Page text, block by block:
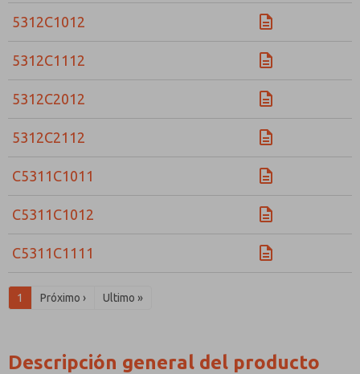
5312C1012
5312C1112
5312C2012
5312C2112
C5311C1011
C5311C1012
C5311C1111
1 Próximo › Ultimo »
Descripción general del producto